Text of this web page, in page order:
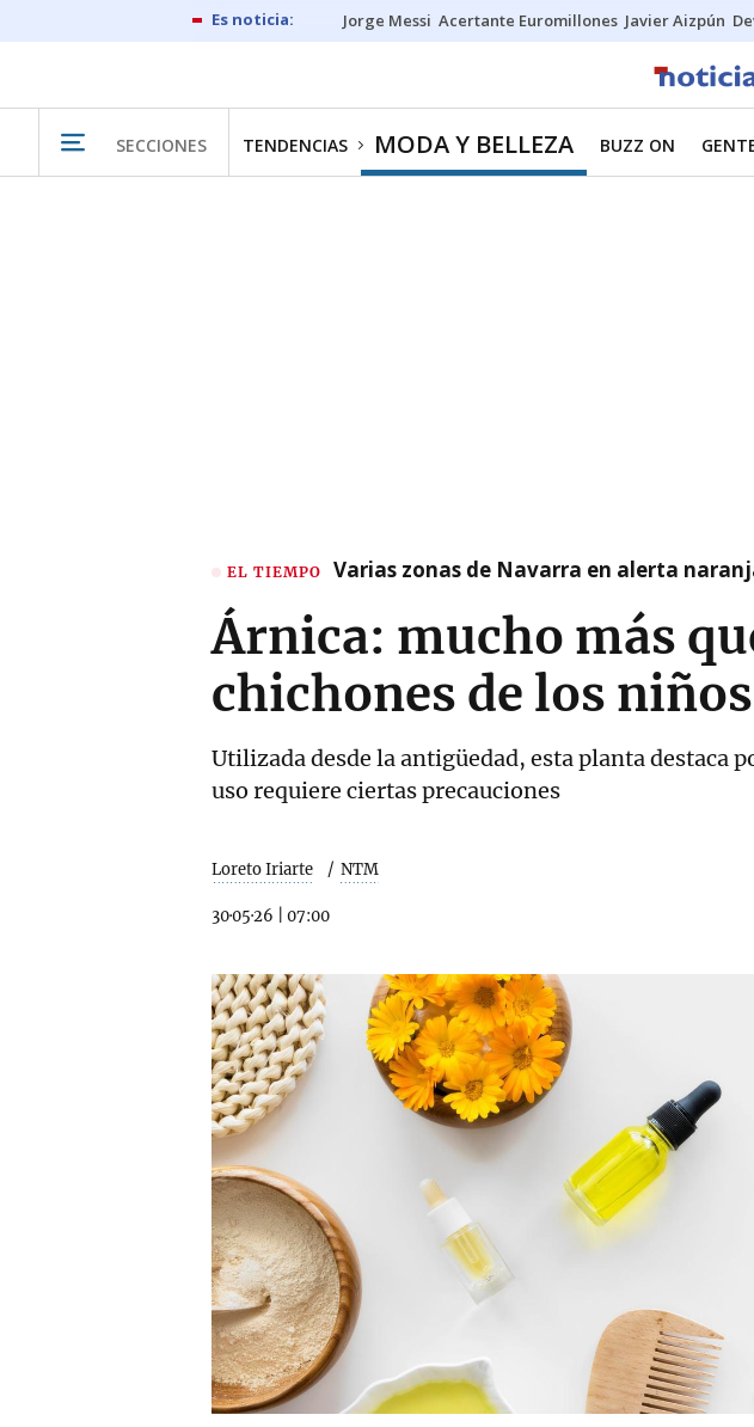
Jorge Messi Acertante Euromillones Javier Aizpún
SECCIONES TENDENCIAS MODA Y BELLEZA BUZZ ON
EL TIEMPO Varias zonas de Navarra en alerta
Árnica: mucho más
chichones de los niños
Utilizada desde la antigüedad, esta planta destaca
uso requiere ciertas precauciones
Loreto Iriarte NTM
30·05·26 07:00